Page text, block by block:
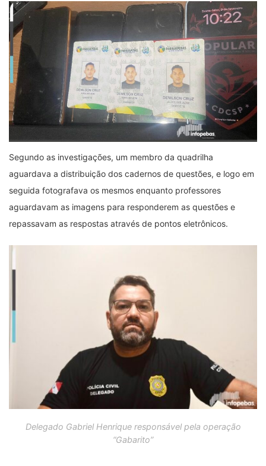
Segundo as investigações, um membro da quadrilha
aguardava a distribuição dos cadernos de questões, e logo em
seguida fotografava os mesmos enquanto professores
aguardavam as imagens para responderem as questões e
repassavam as respostas através de pontos eletrônicos.
Delegado Gabriel Henrique responsável pela operação
“Gabarito”